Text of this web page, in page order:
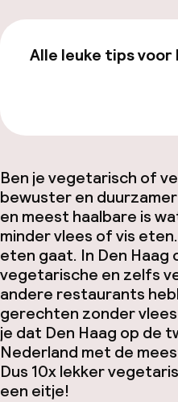
Alle leuke tips voor
Ben je vegetarisch of
bewuster en
en meest haalbare is
minder vlees of vis
eten gaat. In Den
vegetarische en zelfs
andere restaurants
gerechten zonder
je dat Den Haag op de
Nederland met de
Dus 10x lekker
een eitje!